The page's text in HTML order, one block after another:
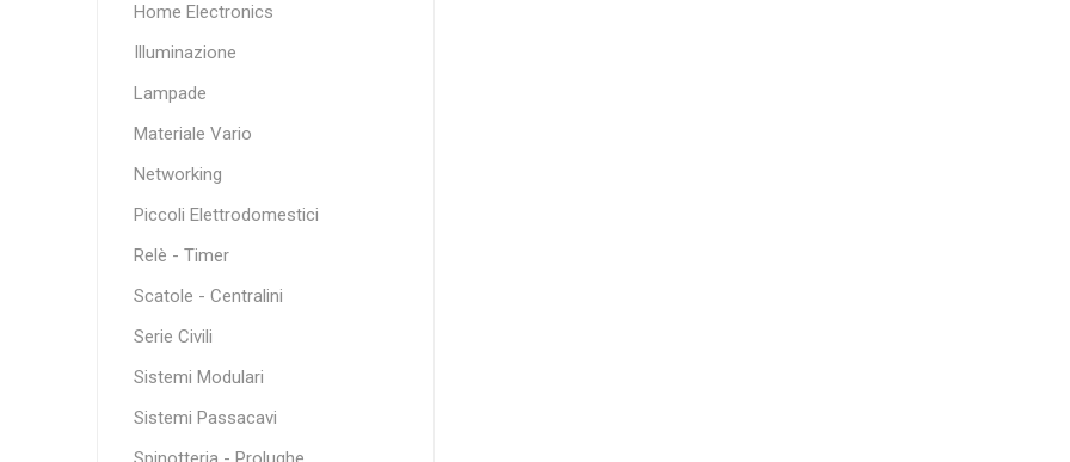
Home Electronics
Illuminazione
Lampade
Materiale Vario
Networking
Piccoli Elettrodomestici
Relè - Timer
Scatole - Centralini
Serie Civili
Sistemi Modulari
Sistemi Passacavi